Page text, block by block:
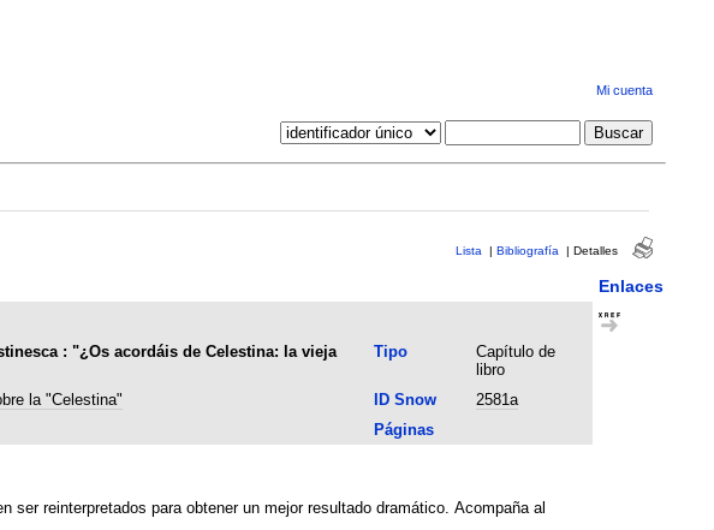
Mi cuenta
Lista | Bibliografía | Detalles
Enlaces
: "¿Os acordáis de Celestina: la vieja
Tipo
Capítulo de
libro
la "Celestina" ID Snow
2581a
Páginas
ser reinterpretados para obtener un mejor resultado dramático. Acompaña al